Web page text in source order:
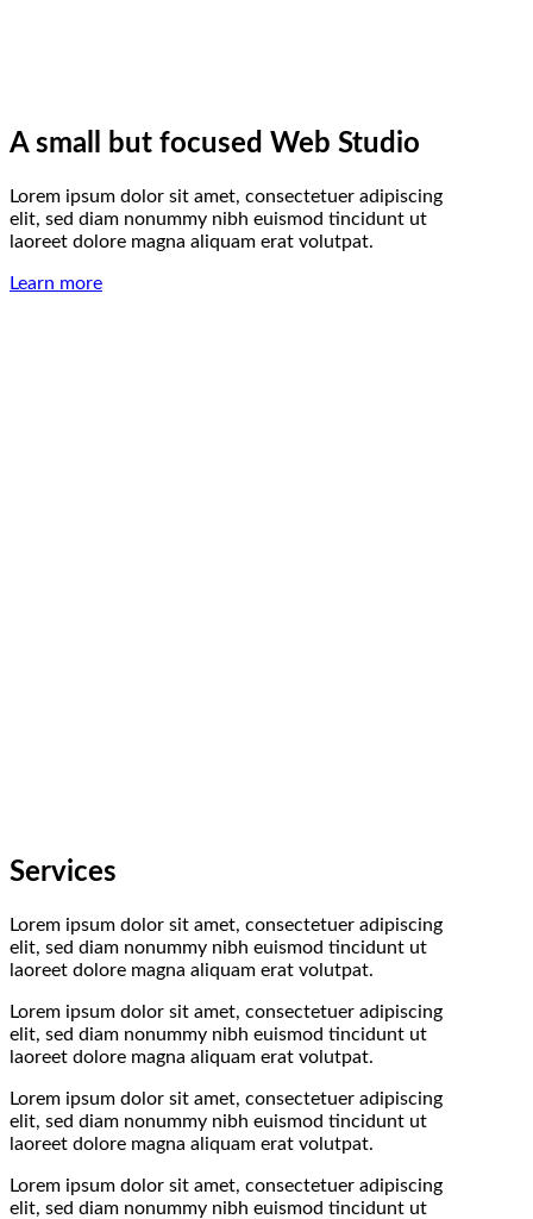
A small but focused Web Studio
Lorem ipsum dolor sit amet, consectetuer adipiscing
elit, sed diam nonummy nibh euismod tincidunt ut
laoreet dolore magna aliquam erat volutpat.
Learn more
Services
Lorem ipsum dolor sit amet, consectetuer adipiscing
elit, sed diam nonummy nibh euismod tincidunt ut
laoreet dolore magna aliquam erat volutpat.
Lorem ipsum dolor sit amet, consectetuer adipiscing
elit, sed diam nonummy nibh euismod tincidunt ut
laoreet dolore magna aliquam erat volutpat.
Lorem ipsum dolor sit amet, consectetuer adipiscing
elit, sed diam nonummy nibh euismod tincidunt ut
laoreet dolore magna aliquam erat volutpat.
Lorem ipsum dolor sit amet, consectetuer adipiscing
elit, sed diam nonummy nibh euismod tincidunt ut